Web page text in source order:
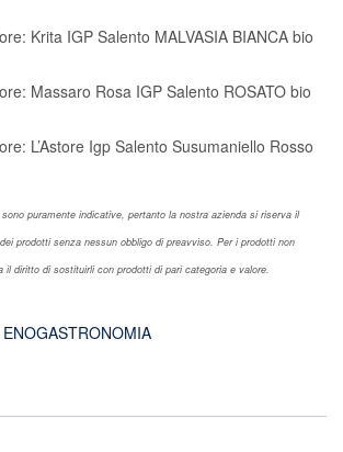
Krita IGP Salento MALVASIA BIANCA bio
Massaro Rosa IGP Salento ROSATO bio
L’Astore Igp Salento Susumaniello Rosso
puramente indicative, pertanto la nostra azienda si riserva il
prodotti senza nessun obbligo di preavviso. Per i prodotti non
il diritto di sostituirli con prodotti di pari categoria e valore.
ENOGASTRONOMIA